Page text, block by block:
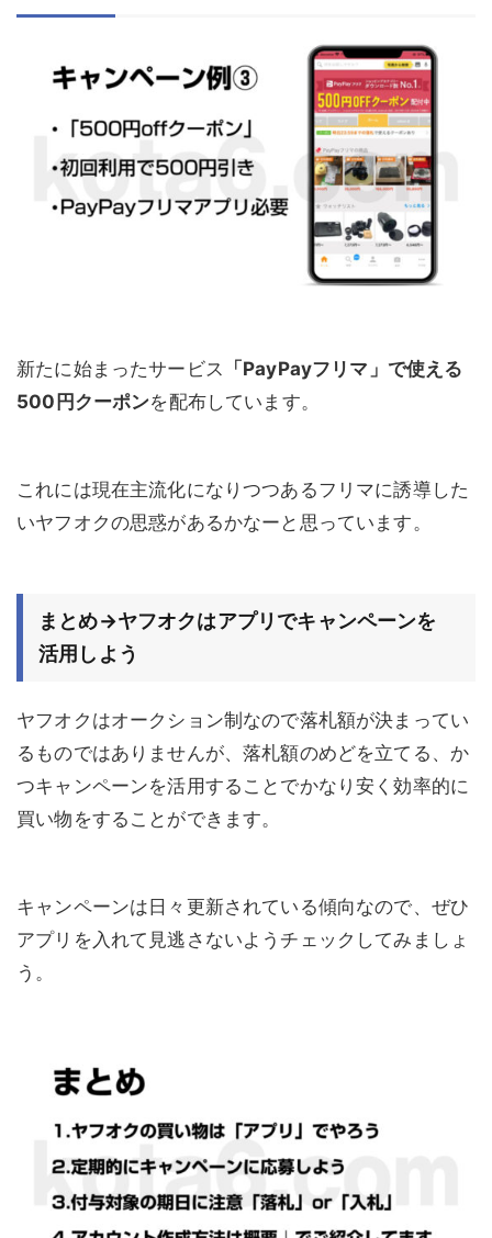
新たに始まったサービス
「PayPayフリマ」で使える
500円クーポンを配布しています。
これには現在主流化になりつつあるフリマに誘導した
いヤフオクの思惑があるかなーと思っています。
まとめ→ヤフオクはアプリでキャンペーンを
活用しよう
ヤフオクはオークション制なので落札額が決まってい
るものではありませんが、落札額のめどを立てる、か
つキャンペーンを活用することでかなり安く効率的に
買い物をすることができます。
キャンペーンは日々更新されている傾向なので、ぜひ
アプリを入れて見逃さないようチェックしてみましょ
う。